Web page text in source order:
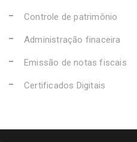
Controle de patrimônio
Administração finaceira
Emissão de notas fiscais
Certificados Digitais